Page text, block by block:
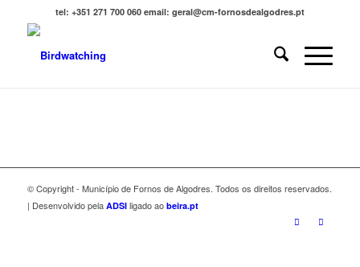
tel: +351 271 700 060 email: geral@cm-fornosdealgodres.pt
© Copyright - Município de Fornos de Algodres. Todos os direitos reservados.
| Desenvolvido pela ADSIligado ao beira.pt